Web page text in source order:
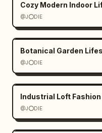
Cozy Modern Indoor
@J⭕DIE
Botanical Garden
@J⭕DIE
Industrial Loft
@J⭕DIE